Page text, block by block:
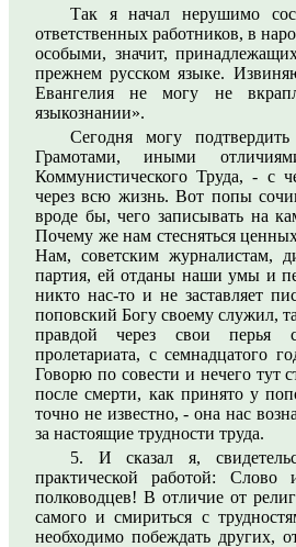
Так я начал нерушимо
ответственных работников, в
особыми, значит,
прежнем русском языке.
Евангелия не могу не
языкознании».
Сегодня могу
Грамотами, иными
Коммунистического Труда, - с
через всю жизнь. Вот попы
вроде бы, чего записывать на
Почему же нам стесняться
Нам, советским журналистам,
партия, ей отданы наши умы и
никто нас-то и не заставляет
поповский Богу своему служил,
правдой через свои перья
пролетариата, с семнадцатого
Говорю по совести и нечего тут
после смерти, как принято у
точно не известно, - она нас
за настоящие трудности труда.
5. И сказал я,
практической работой:
полководцев! В отличие от
самого и смириться с
необходимо побеждать других,